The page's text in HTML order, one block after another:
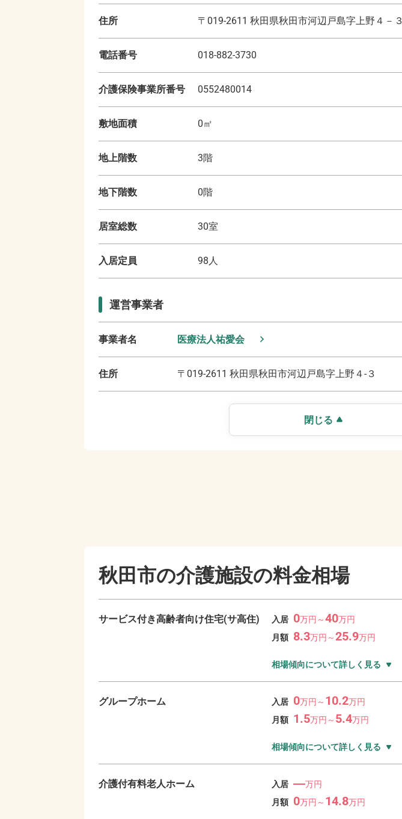
住所 〒 019-2611 秋田県秋田市河辺戸島字上野４－３
電話番号 018-882-3730
介護保険事業所番号 0552480014
敷地面積 0㎡
地上階数 3階
地下階数 0階
居室総数 30室
入居定員 98人
運営事業者
事業者名 医療法人祐愛会
住所 〒 019-2611 秋田県秋田市河辺戸島字上野４-３
閉じる
秋田市の介護施設の料金相場
サービス付き高齢者向け住宅(サ高住) 入居 0万円～40万円
月額 8.3万円～25.9万円
相場傾向について詳しく見る
グループホーム 入居 0万円～ 10.2万円
月額 1.5万円～ 5.4万円
相場傾向について詳しく見る
介護付有料老人ホーム 入居 ―万円
月額 0万円～ 14.8万円